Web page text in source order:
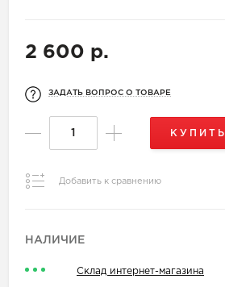
2 600 р.
ЗАДАТЬ ВОПРОС О ТОВАРЕ
КУПИТЬ
Добавить к сравнению
НАЛИЧИЕ
Склад интернет-магазина